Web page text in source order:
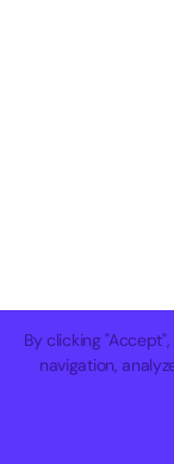
By clicking
navigation,